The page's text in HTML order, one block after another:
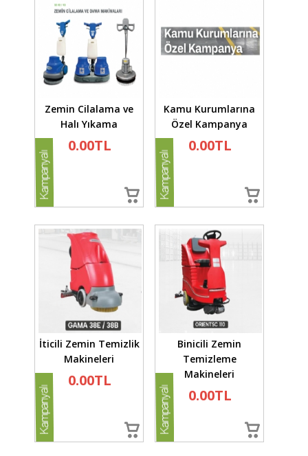
Zemin Cilalama ve
Halı Yıkama
0.00TL
Kamu Kurumlarına
Özel Kampanya
0.00TL
İticili Zemin Temizlik
Makineleri
0.00TL
Binicili Zemin
Temizleme
Makineleri
0.00TL